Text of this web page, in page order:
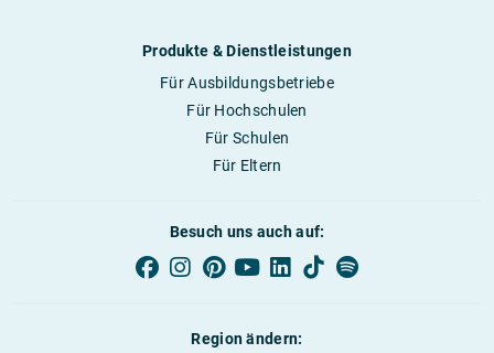
Produkte & Dienstleistungen
Für Ausbildungsbetriebe
Für Hochschulen
Für Schulen
Für Eltern
Besuch uns auch auf:
Region ändern: